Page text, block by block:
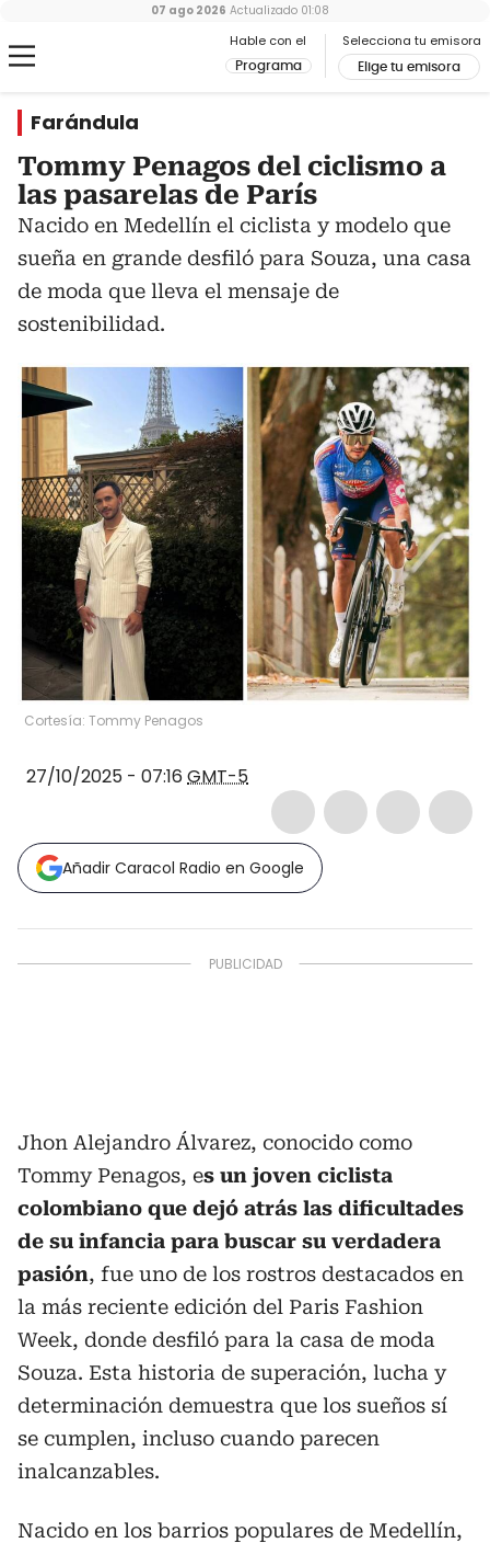
Hable con el
Programa
Selecciona tu emisora
Elige tu emisora
07 ago 2026 Actualizado 01:08
Farándula
Tommy Penagos del ciclismo a
las pasarelas de París
Nacido en Medellín el ciclista y modelo que
sueña en grande desfiló para Souza, una casa
de moda que lleva el mensaje de
sostenibilidad.
Cortesía: Tommy Penagos
27/10/2025 - 07:16 GMT-5
Añadir Caracol Radio en Google
Jhon Alejandro Álvarez, conocido como
Tommy Penagos, es un joven ciclista
colombiano que dejó atrás las dificultades
de su infancia para buscar su verdadera
pasión, fue uno de los rostros destacados en
la más reciente edición del Paris Fashion
Week, donde desfiló para la casa de moda
Souza. Esta historia de superación, lucha y
determinación demuestra que los sueños sí
se cumplen, incluso cuando parecen
inalcanzables.
Nacido en los barrios populares de Medellín,